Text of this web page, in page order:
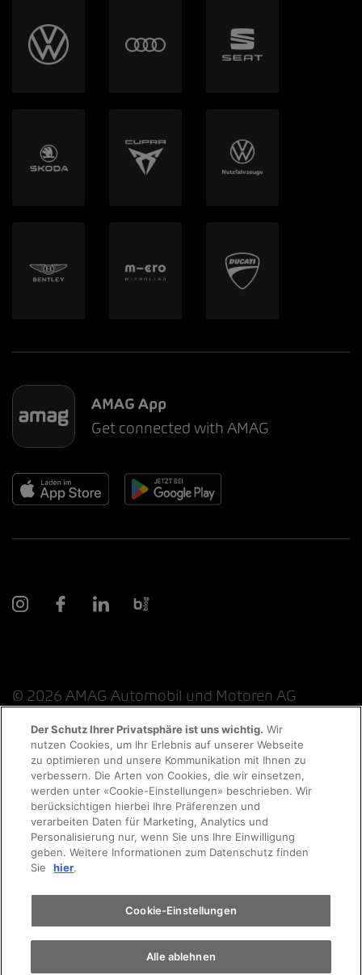
AMAG App
Get connected with AMAG
© 2026 AMAG Automobil und Motoren AG
Datenschutzerklärung Rechtliche Hinweise
Rechtliche Hinweise Online-Chat
Cookie-Richtlinie Impressum AGB Jobs
Der Schutz Ihrer Privatsphäre ist uns wichtig. Wir
nutzen Cookies, um Ihr Erlebnis auf unserer Webseite
zu optimieren und unsere Kommunikation mit Ihnen zu
verbessern. Die Arten von Cookies, die wir einsetzen,
werden unter «Cookie-Einstellungen» beschrieben. Wir
berücksichtigen hierbei Ihre Präferenzen und
verarbeiten Daten für Marketing, Analytics und
Personalisierung nur, wenn Sie uns Ihre Einwilligung
geben. Weitere Informationen zum Datenschutz finden
Sie
hier.
Cookie-Einstellungen
Alle ablehnen